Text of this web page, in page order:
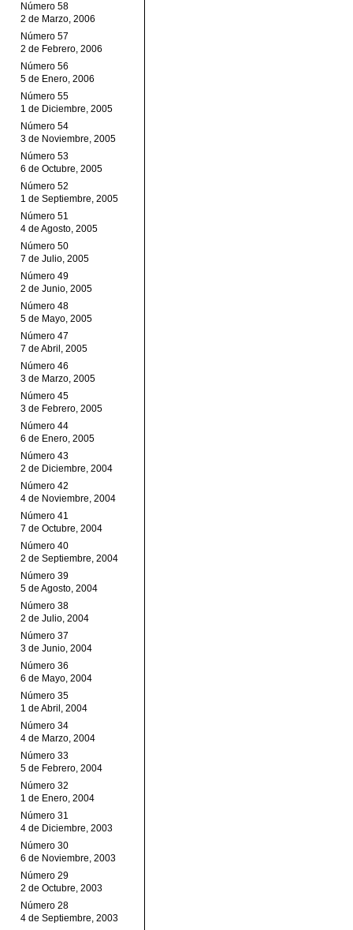
Número 58
2 de Marzo, 2006
Número 57
2 de Febrero, 2006
Número 56
5 de Enero, 2006
Número 55
1 de Diciembre, 2005
Número 54
3 de Noviembre, 2005
Número 53
6 de Octubre, 2005
Número 52
1 de Septiembre, 2005
Número 51
4 de Agosto, 2005
Número 50
7 de Julio, 2005
Número 49
2 de Junio, 2005
Número 48
5 de Mayo, 2005
Número 47
7 de Abril, 2005
Número 46
3 de Marzo, 2005
Número 45
3 de Febrero, 2005
Número 44
6 de Enero, 2005
Número 43
2 de Diciembre, 2004
Número 42
4 de Noviembre, 2004
Número 41
7 de Octubre, 2004
Número 40
2 de Septiembre, 2004
Número 39
5 de Agosto, 2004
Número 38
2 de Julio, 2004
Número 37
3 de Junio, 2004
Número 36
6 de Mayo, 2004
Número 35
1 de Abril, 2004
Número 34
4 de Marzo, 2004
Número 33
5 de Febrero, 2004
Número 32
1 de Enero, 2004
Número 31
4 de Diciembre, 2003
Número 30
6 de Noviembre, 2003
Número 29
2 de Octubre, 2003
Número 28
4 de Septiembre, 2003